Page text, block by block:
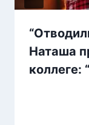
Наташа
коллеге: